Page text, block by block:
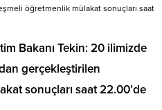
öğretmenlik mülakat sonuçları saat
Bakanı Tekin: 20 ilimizde
gerçekleştirilen
sonuçları saat 22.00’de